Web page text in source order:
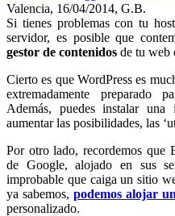
Valencia, 16/04/2014, G.B.
Si tienes problemas con tu
servidor, es posible que
gestor de contenidos de tu web
Cierto es que WordPress es
extremadamente preparado
Además, puedes instalar
aumentar las posibilidades, las
Por otro lado, recordemos que
de Google, alojado en sus
improbable que caiga un sitio
ya sabemos, podemos alojar
personalizado.